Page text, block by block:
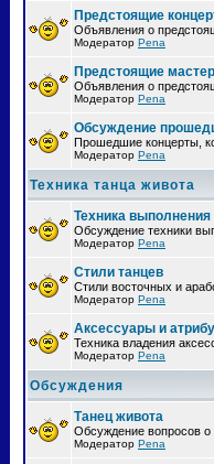
Предстоящие
Объявления о
Модератор Pena
Предстоящие
Объявления о
Модератор Pena
Обсуждение
Прошедшие концерты,
Модератор Pena
Техника танца живота
Техника
Обсуждение техники
Модератор Pena
Стили танцев
Стили восточных и
Модератор Pena
Аксессуары и
Техника владения
Модератор Pena
Обсуждения
Танец живота
Обсуждение вопросов о
Модератор Pena